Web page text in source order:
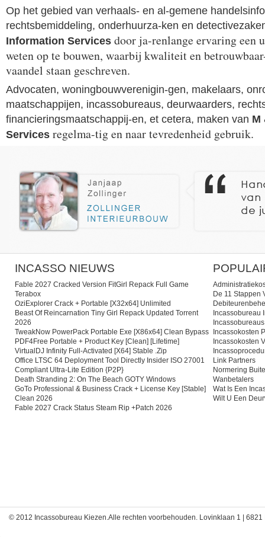
Op het gebied van verhaals- en al-gemene
rechtsbemiddeling, onderhuurza-ken en
Information Services door ja-renlange ervaring een
weten op te bouwen, waarbij kwaliteit en
vaandel staan geschreven.
Advocaten, woningbouwverenigin-gen, makelaars,
maatschappijen, incassobureaus, deurwaarders,
financieringsmaatschappij-en, et cetera, maken van M
Services regelma-tig en naar tevredenheid gebruik.
INCASSO NIEUWS
Fable 2027 Cracked Version FitGirl Repack Full Game
Terabox
OziExplorer Crack + Portable [x32x64] Unlimited
Beast Of Reincarnation Tiny Girl Repack Updated Torrent
2026
TweakNow PowerPack Portable Exe [x86x64] Clean Bypass
PDF4Free Portable + Product Key [Clean] [Lifetime]
VirtualDJ Infinity Full-Activated [x64] Stable .zip
Office LTSC 64 Deployment Tool Directly Insider ISO 27001
Compliant Ultra-Lite Edition {P2P}
Death Stranding 2: On The Beach GOTY Windows
GoTo Professional & Business Crack + License Key [Stable]
Clean 2026
Fable 2027 Crack Status Steam Rip +Patch 2026
De 11 Stappen
Incassobureau
Incassobureaus
Incassokosten
Incassokosten
Link Partners
Normering
Wanbetalers
Wat Is Een
Wilt U Een
© 2012 Incassobureau Kiezen.Alle rechten voorbehouden. Lovinklaan 1 | 6821